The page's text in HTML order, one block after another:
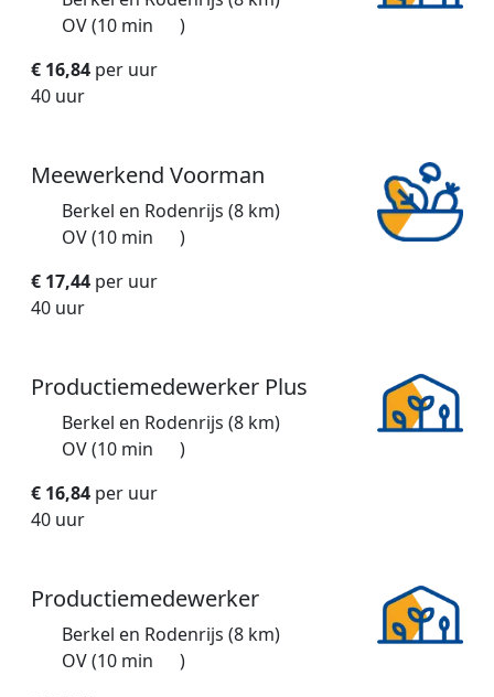
OV (10 min
)
€ 16,84 per uur
40 uur
Meewerkend Voorman
Berkel en Rodenrijs (8 km)
OV (10 min
)
€ 17,44 per uur
40 uur
Productiemedewerker Plus
Berkel en Rodenrijs (8 km)
OV (10 min
)
€ 16,84 per uur
40 uur
Productiemedewerker
Berkel en Rodenrijs (8 km)
OV (10 min
)